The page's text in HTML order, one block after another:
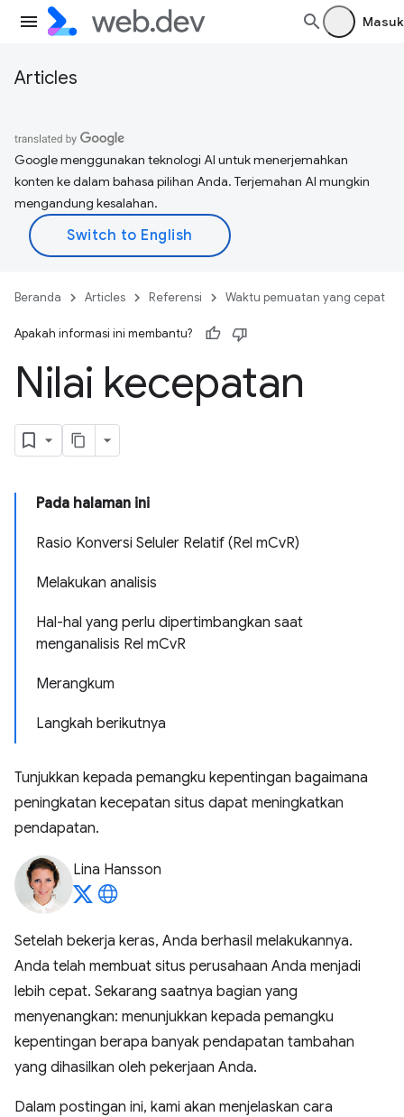
Masuk
Articles
Google menggunakan teknologi AI untuk menerjemahkan
konten ke dalam bahasa pilihan Anda. Terjemahan AI mungkin
mengandung kesalahan.
Beranda Articles Referensi Waktu pemuatan yang cepat
Apakah informasi ini membantu?
Nilai kecepatan
Pada halaman ini
Rasio Konversi Seluler Relatif (Rel mCvR)
Melakukan analisis
Hal-hal yang perlu dipertimbangkan saat
menganalisis Rel mCvR
Merangkum
Langkah berikutnya
Tunjukkan kepada pemangku kepentingan bagaimana
peningkatan kecepatan situs dapat meningkatkan
pendapatan.
Lina Hansson
Setelah bekerja keras, Anda berhasil melakukannya.
Anda telah membuat situs perusahaan Anda menjadi
lebih cepat. Sekarang saatnya bagian yang
menyenangkan: menunjukkan kepada pemangku
kepentingan berapa banyak pendapatan tambahan
yang dihasilkan oleh pekerjaan Anda.
Dalam postingan ini, kami akan menjelaskan cara